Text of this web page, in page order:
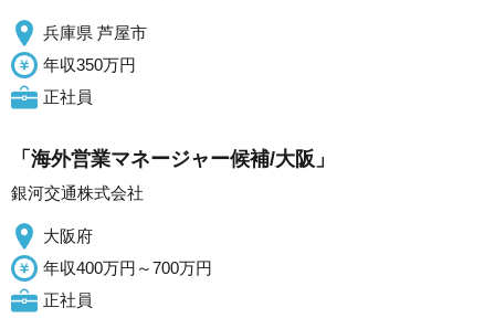
兵庫県 芦屋市
年収350万円
正社員
「海外営業マネージャー候補/大阪」
銀河交通株式会社
大阪府
年収400万円～700万円
正社員